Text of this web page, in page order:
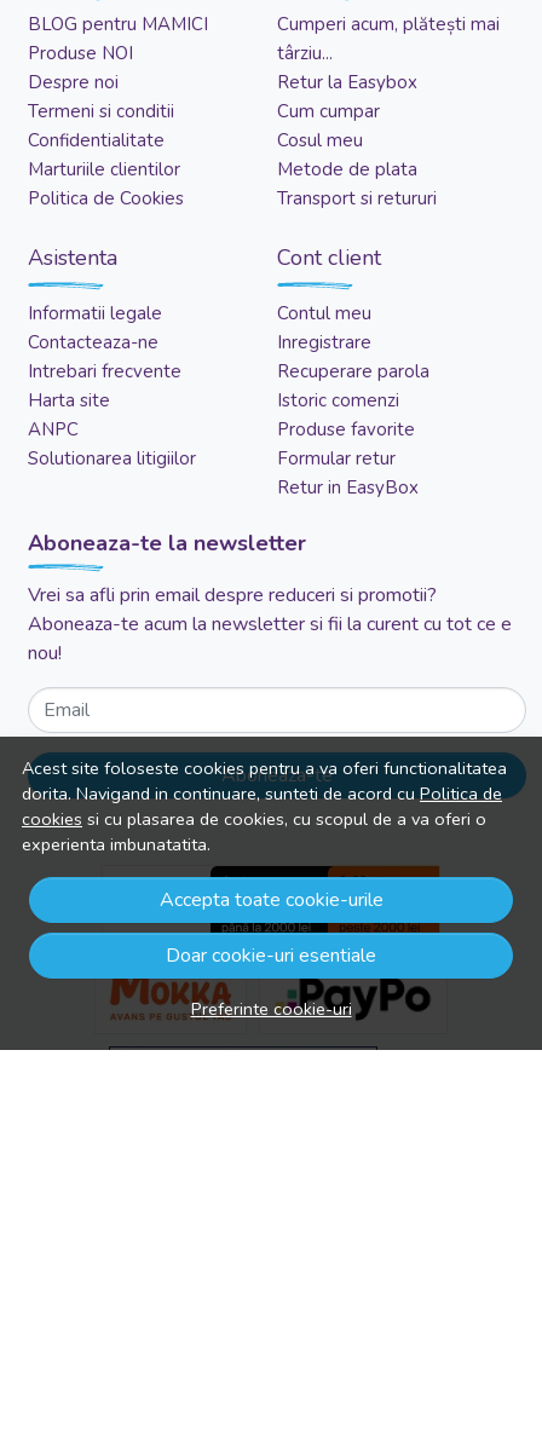
Acest site foloseste cookies pentru a va oferi functionalitatea
dorita. Navigand in continuare, sunteti de acord cuPolitica de
cookies si cu plasarea de cookies, cu scopul de a va oferi o
experienta imbunatatita.
Accepta toate cookie-urile
Doar cookie-uri esentiale
Preferinte cookie-uri
BLOG pentru MAMICI
Produse NOI
Despre noi
Termeni si conditii
Confidentialitate
Marturiile clientilor
Politica de Cookies
Cumperi acum, plătești mai
târziu...
Retur la Easybox
Cum cumpar
Cosul meu
Metode de plata
Transport si retururi
Asistenta
Informatii legale
Contacteaza-ne
Intrebari frecvente
Harta site
ANPC
Solutionarea litigiilor
Cont client
Contul meu
Inregistrare
Recuperare parola
Istoric comenzi
Produse favorite
Formular retur
Retur in EasyBox
Aboneaza-te la newsletter
Vrei sa afli prin email despre reduceri si promotii?
Aboneaza-te acum la newsletter si fii la curent cu tot ce e
nou!
Email
Aboneaza-te